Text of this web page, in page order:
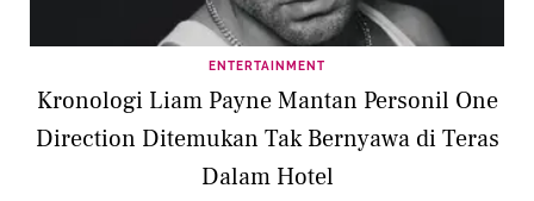
ENTERTAINMENT
Kronologi Liam Payne Mantan Personil One
Direction Ditemukan Tak Bernyawa di Teras
Dalam Hotel